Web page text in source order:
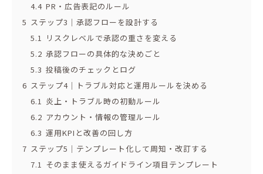
4.4 PR・広告表記のルール
5 ステップ3｜承認フローを設計する
5.1 リスクレベルで承認の重さを変える
5.2 承認フローの具体的な決めごと
5.3 投稿後のチェックとログ
6 ステップ4｜トラブル対応と運用ルールを決める
6.1 炎上・トラブル時の初動ルール
6.2 アカウント・情報の管理ルール
6.3 運用KPIと改善の回し方
7 ステップ5｜テンプレート化して周知・改訂する
7.1 そのまま使えるガイドライン項目テンプレート